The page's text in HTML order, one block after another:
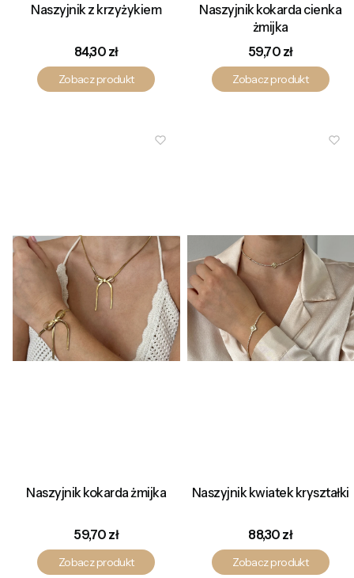
Naszyjnik z krzyżykiem
Cena
84,30 zł
Zobacz produkt
Naszyjnik kokarda cienka
żmijka
Cena
59,70 zł
Zobacz produkt
Naszyjnik kokarda żmijka
Cena
59,70 zł
Zobacz produkt
Naszyjnik kwiatek kryształki
Cena
88,30 zł
Zobacz produkt